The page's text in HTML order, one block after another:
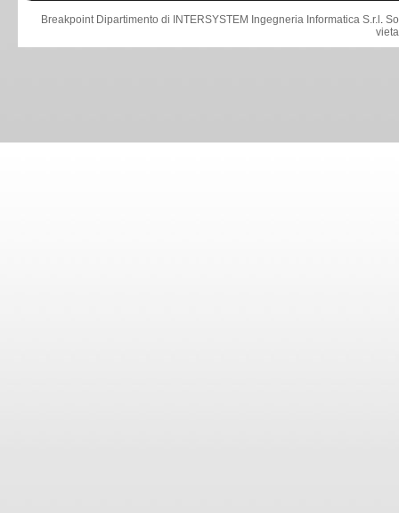
Breakpoint Dipartimento di INTERSYSTEM Ingegneria Informatica S.r.l .